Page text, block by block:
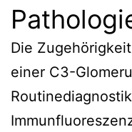
Die
einer C3-